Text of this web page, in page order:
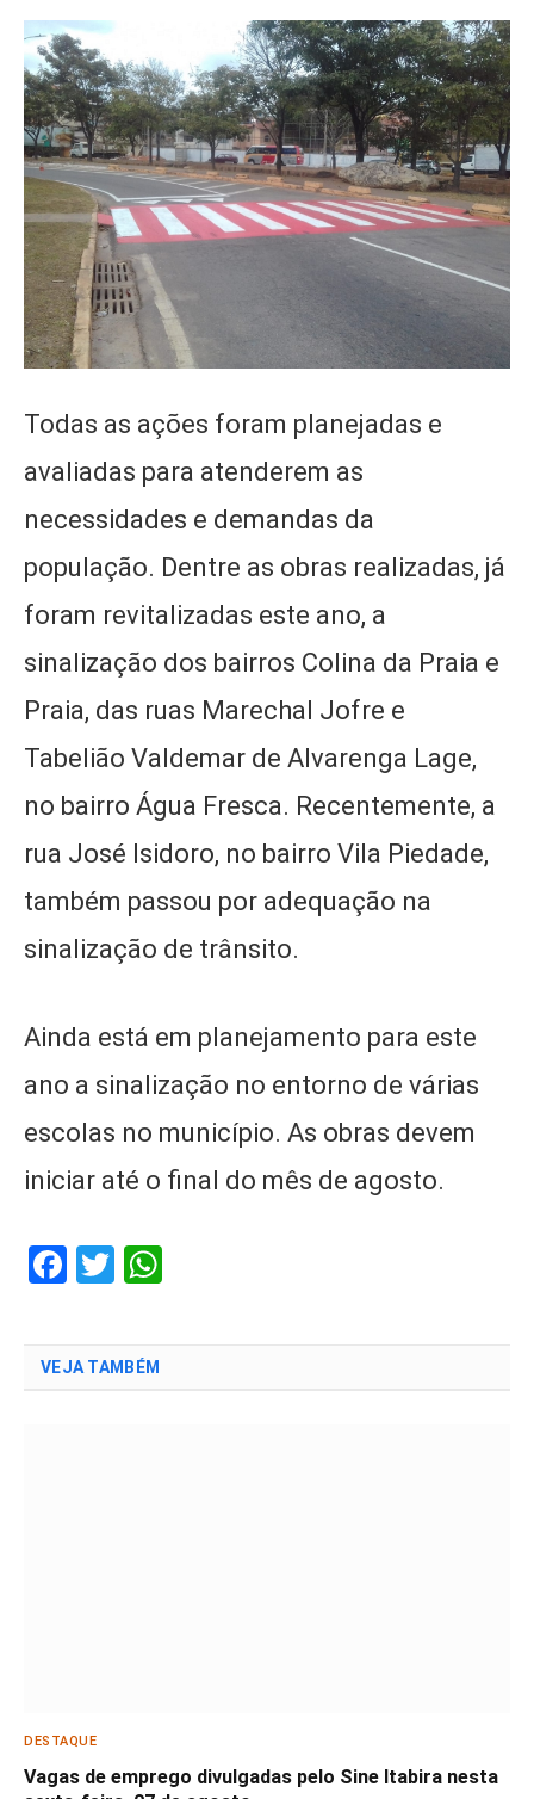
Todas as ações foram planejadas e
avaliadas para atenderem as
necessidades e demandas da
população. Dentre as obras realizadas, já
foram revitalizadas este ano, a
sinalização dos bairros Colina da Praia e
Praia, das ruas Marechal Jofre e
Tabelião Valdemar de Alvarenga Lage,
no bairro Água Fresca. Recentemente, a
rua José Isidoro, no bairro Vila Piedade,
também passou por adequação na
sinalização de trânsito.
Ainda está em planejamento para este
ano a sinalização no entorno de várias
escolas no município. As obras devem
iniciar até o final do mês de agosto.
Facebook
Twitter
VEJA TAMBÉM
DESTAQUE
Vagas de emprego divulgadas pelo Sine Itabira nesta